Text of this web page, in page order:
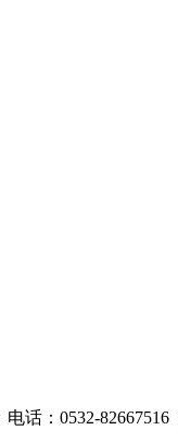
电话：0532-82667516